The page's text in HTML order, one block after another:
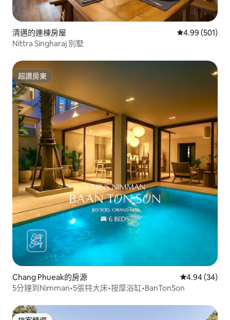
清邁的連棟房屋 從 501 則評價
4.99 (501)
Nittra Singharaj 別墅
超讚房東
超讚房東
Chang Phueak的房源 從 34 則評價
4.94 (34)
5分鐘到Nimman•5張特大床•按摩浴缸•BanTonSon